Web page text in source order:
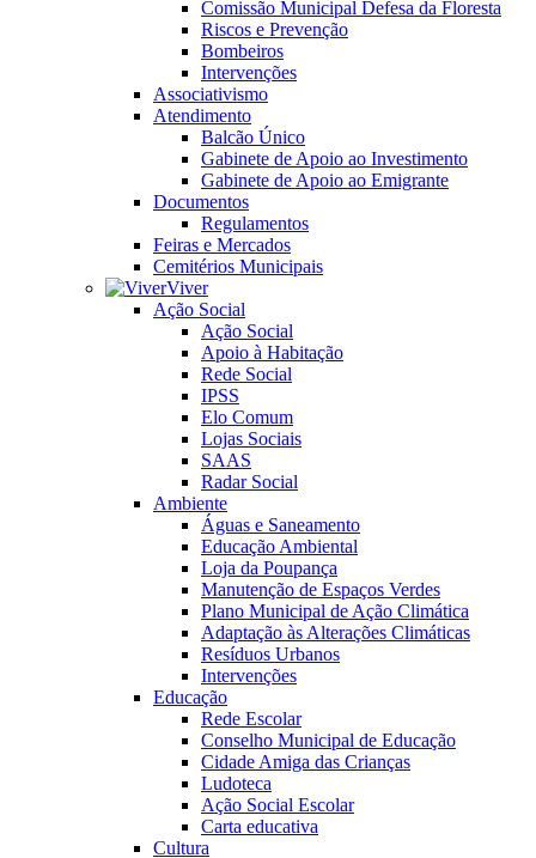
Comissão Municipal Defesa da Floresta
Riscos e Prevenção
Bombeiros
Intervenções
Associativismo
Atendimento
Balcão Único
Gabinete de Apoio ao Investimento
Gabinete de Apoio ao Emigrante
Documentos
Regulamentos
Feiras e Mercados
Cemitérios Municipais
Viver
Ação Social
Ação Social
Apoio à Habitação
Rede Social
IPSS
Elo Comum
Lojas Sociais
SAAS
Radar Social
Ambiente
Águas e Saneamento
Educação Ambiental
Loja da Poupança
Manutenção de Espaços Verdes
Plano Municipal de Ação Climática
Adaptação às Alterações Climáticas
Resíduos Urbanos
Intervenções
Educação
Rede Escolar
Conselho Municipal de Educação
Cidade Amiga das Crianças
Ludoteca
Ação Social Escolar
Carta educativa
Cultura